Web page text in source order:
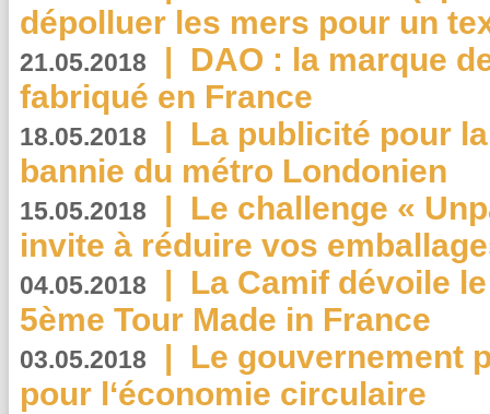
dépolluer les mers pour un
21.05.2018 | DAO : la marque
fabriqué en France
18.05.2018 | La publicité pour
bannie du métro Londonien
15.05.2018 | Le challenge «
invite à réduire vos
04.05.2018 | La Camif dévoile
5ème Tour Made in France
03.05.2018 | Le gouvernement
pour l‘économie circulaire